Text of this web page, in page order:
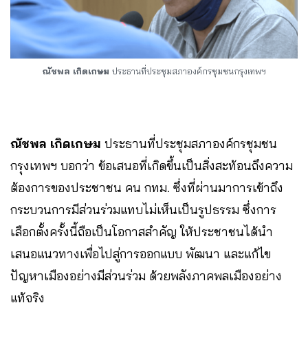
ณัชพล เกิดเกษม ประธานที่ประชุมสภาองค์กรชุมชนกรุงเทพฯ
ณัชพล เกิดเกษม ประธานที่ประชุมสภาองค์กรชุมชน
กรุงเทพฯ บอกว่า ข้อเสนอที่เกิดขึ้นเป็นสิ่งสะท้อนถึงความ
ต้องการของประชาชน คน กทม. ซึ่งที่ผ่านมาการเข้าถึง
กระบวนการมีส่วนร่วมแทบไม่เห็นเป็นรูปธรรม ซึ่งการ
เลือกตั้งครั้งนี้ถือเป็นโอกาสสำคัญ ให้ประชาชนได้นำ
เสนอแนวทางเพื่อไปสู่การออกแบบ พัฒนา และแก้ไข
ปัญหาเมืองอย่างมีส่วนร่วม ด้วยพลังภาคพลเมืองอย่าง
แท้จริง